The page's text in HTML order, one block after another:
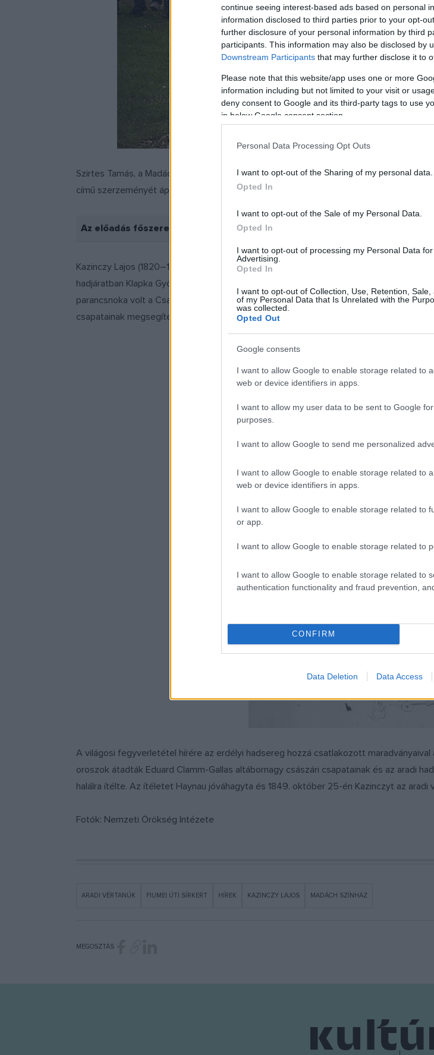
continue seeing interest-based ads based on personal
information disclosed to third parties prior to your opt-
further disclosure of your personal information by third
participants. This information may also be disclosed by
Downstream Participants that may further disclose it to
Please note that this website/app uses one or more
information including but not limited to your visit or
deny consent to Google and its third-party tags to use
in below Google consent section.
Personal Data Processing Opt Outs
I want to opt-out of the Sharing of my personal data.
Opted In
I want to opt-out of the Sale of my Personal Data.
Opted In
I want to opt-out of processing my Personal Data for
Advertising.
Opted In
I want to opt-out of Collection, Use, Retention, Sale,
of my Personal Data that Is Unrelated with the
was collected.
Opted Out
Google consents
I want to allow Google to enable storage related to
web or device identifiers in apps.
I want to allow my user data to be sent to Google
purposes.
I want to allow Google to send me personalized
I want to allow Google to enable storage related to
web or device identifiers in apps.
I want to allow Google to enable storage related to
or app.
I want to allow Google to enable storage related to
I want to allow Google to enable storage related to
authentication functionality and fraud prevention,
CONFIRM
Data Deletion Data Access
Szirtes Tamás, a Madách Színház igazgatója emlékeztetett: a III. Madách Musical
című szerzeményét áprilisban mutatták be.
Az előadás főszereplőjével készített interjúnk
Kazinczy Lajos (1820–1849) honvédezredes, Kazinczy Ferenc és Török Sophie
hadjáratban Klapka György hadtestében volt dandárparancsnok. 1849 májusának
parancsnoka volt a Csallóközben, majd megbízták egy tartalék hadosztály
csapatainak megsegítésére Erdélybe indult.
A világosi fegyverletétel hírére az erdélyi hadsereg hozzá csatlakozott
oroszok átadták Eduard Clamm-Gallas altábornagy császári csapatainak és az aradi
halálra ítélte. Az ítéletet Haynau jóváhagyta és 1849. október 25-én Kazinczyt az aradi
Fotók: Nemzeti Örökség Intézete
ARADI VÉRTANÚK FIUMEI ÚTI SÍRKERT HÍREK KAZINCZY LAJOS MADÁCH SZÍNHÁZ
MEGOSZTÁS